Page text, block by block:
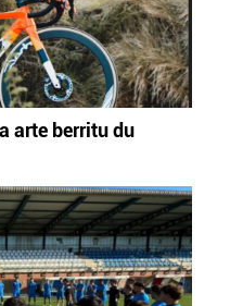
arte berritu du